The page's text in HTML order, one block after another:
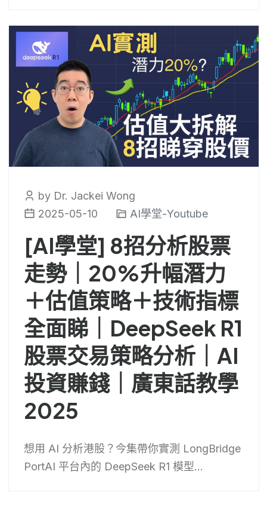
by Dr. Jackei Wong
2025-05-10
AI學堂-Youtube
[AI學堂] 8招分析股票
走勢｜20%升幅潛力
＋估值策略＋技術指標
全面睇｜DeepSeek R1
股票交易策略分析｜AI
投資賺錢｜廣東話教學
2025
想用 AI 分析港股？今集帶你實測 LongBridge
PortAI 平台內的 DeepSeek R1 模型...